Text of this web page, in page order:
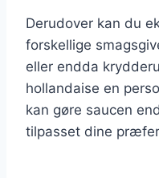
Derudover kan du
forskellige
eller endda
hollandaise en
kan gøre saucen
tilpasset dine